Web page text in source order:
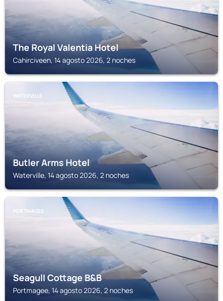
The Royal Valentia Hotel
Cahirciveen, 14 agosto 2026, 2 noches
WATERVILLE
Butler Arms Hotel
Waterville, 14 agosto 2026, 2 noches
PORTMAGEE
Seagull Cottage B&B
Portmagee, 14 agosto 2026, 2 noches